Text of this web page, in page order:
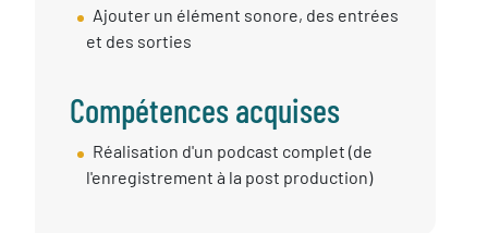
Ajouter un élément sonore, des entrées
et des sorties
Compétences acquises
Compétences
Acquises
Réalisation d'un podcast complet (de
l'enregistrement à la post production)